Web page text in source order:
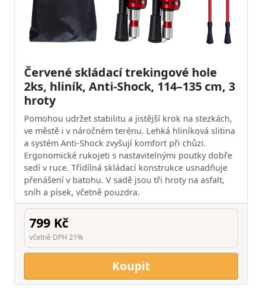
Červené skládací trekingové hole
2ks, hliník, Anti-Shock, 114–135 cm, 3
hroty
Pomohou udržet stabilitu a jistější krok na stezkách,
ve městě i v náročném terénu. Lehká hliníková slitina
a systém Anti-Shock zvyšují komfort při chůzi.
Ergonomické rukojeti s nastavitelnými poutky dobře
sedí v ruce. Třídílná skládací konstrukce usnadňuje
přenášení v batohu. V sadě jsou tři hroty na asfalt,
sníh a písek, včetně pouzdra.
799 Kč
včetně DPH 21%
Koupit